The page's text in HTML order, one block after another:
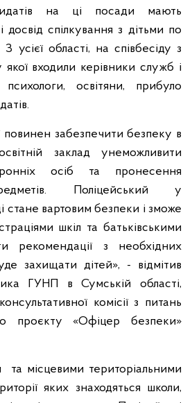
на ці посади мають
досвід спілкування з дітьми по
усієї області, на співбесіду з
якої входили керівники служб і
психологи, освітяни, прибуло
повинен забезпечити безпеку в
заклад унеможливити
осіб та пронесення
Поліцейський у
стане вартовим безпеки і зможе
шкіл та батьківськими
рекомендації з необхідних
захищати дітей», - відмітив
ГУНП в Сумській області,
комісії з питань
проєкту «Офіцер безпеки»
та місцевими територіальними
яких знаходяться школи,